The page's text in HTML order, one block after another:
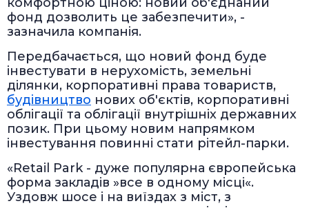
фонд дозволить це забезпечити», -
зазначила компанія.
Передбачається, що новий фонд буде
інвестувати в нерухомість, земельні
ділянки, корпоративні права товариств,
будівництво нових об'єктів, корпоративні
облігації та облігації внутрішніх державних
позик. При цьому новим напрямком
інвестування повинні стати рітейл-парки.
«Retail Park - дуже популярна європейська
форма закладів »все в одному місці«.
Уздовж шосе і на виїздах з міст, з